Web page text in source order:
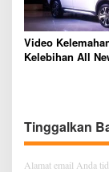
Video
Kelebihan All
Tinggalkan
Alamat email Anda